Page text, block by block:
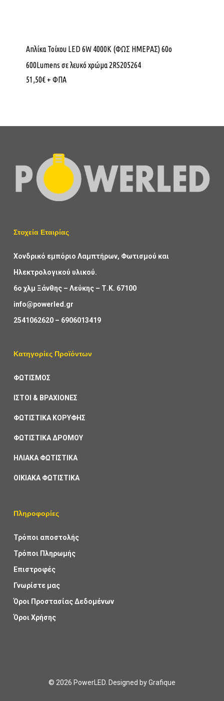
Απλίκα Τοίχου LED 6W 4000K (ΦΩΣ ΗΜΕΡΑΣ) 60ο
600Lumens σε λευκό χρώμα 2RS205264
51,50€ + ΦΠΑ
Στοχεία Εταιρίας
Χονδρικό εμπόριο Λαμπτήρων, Φωτισμού και
Ηλεκτρολογικού υλικού.
6ο χλμ Ξάνθης – Λεύκης – Τ.Κ. 67100
info@powerled.gr
2541062620– 6906013419
Κατηγορίες Προϊόντων
ΦΩΤΙΣΜΟΣ
ΙΣΤΟΙ & ΒΡΑΧΙΟΝΕΣ
ΦΩΤΙΣΤΙΚΑ ΚΟΡΥΦΗΣ
ΦΩΤΙΣΤΙΚΑ ΔΡΟΜΟΥ
ΗΛΙΑΚΑ ΦΩΤΙΣΤΙΚΑ
ΟΙΚΙΑΚΑ ΦΩΤΙΣΤΙΚΑ
Πληροφορίες
Τρόποι αποστολής
Τρόποι Πληρωμής
Επιστροφές
Γνωρίστε μας
Όροι Προστασίας Δεδομένων
Όροι Χρήσης
© 2026 PowerLED. Designed byGrafique